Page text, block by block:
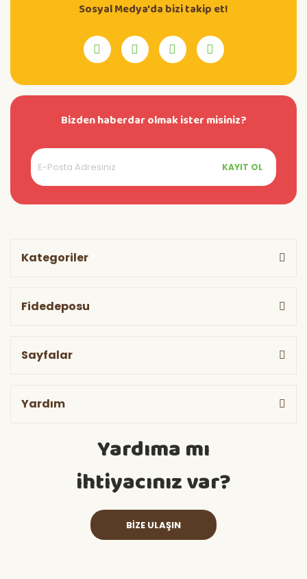
Sosyal Medya'da bizi takip et!
Bizden haberdar olmak ister misiniz?
KAYIT OL
Kategoriler
Fidedeposu
Sayfalar
Yardım
Yardıma mı
ihtiyacınız var?
BİZE ULAŞIN